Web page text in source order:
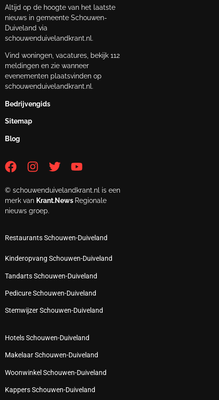
Altijd op de hoogte van het laatste
nieuws in gemeente Schouwen-
Duiveland via
schouwenduivelandkrant.nl.
Vind woningen, vacatures, bekijk 112
meldingen en zie wanneer
evenementen plaatsvinden op
schouwenduivelandkrant.nl.
Bedrijvengids
Sitemap
Blog
© schouwenduivelandkrant.nl is een
merk van Krant.News Regionale
nieuws groep.
Restaurants Schouwen-Duiveland
Kinderopvang Schouwen-Duiveland
Tandarts Schouwen-Duiveland
Pedicure Schouwen-Duiveland
Stemwijzer Schouwen-Duiveland
Hotels Schouwen-Duiveland
Makelaar Schouwen-Duiveland
Woonwinkel Schouwen-Duiveland
Kappers Schouwen-Duiveland